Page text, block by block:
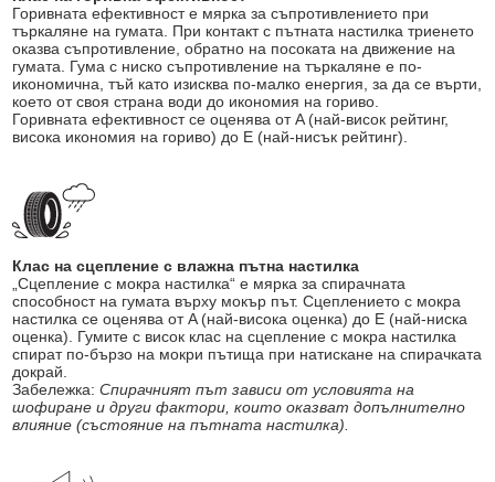
Горивната ефективност е мярка за съпротивлението при
търкаляне на гумата. При контакт с пътната настилка триенето
оказва съпротивление, обратно на посоката на движение на
гумата. Гума с ниско съпротивление на търкаляне е по-
икономична, тъй като изисква по-малко енергия, за да се върти,
което от своя страна води до икономия на гориво.
Горивната ефективност се оценява от A (най-висок рейтинг,
висока икономия на гориво) до E (най-нисък рейтинг).
Клас на сцепление с влажна пътна настилка
„Сцепление с мокра настилка“ е мярка за спирачната
способност на гумата върху мокър път. Сцеплението с мокра
настилка се оценява от A (най-висока оценка) до E (най-ниска
оценка). Гумите с висок клас на сцепление с мокра настилка
спират по-бързо на мокри пътища при натискане на спирачката
докрай.
Забележка:Спирачният път зависи от условията на
шофиране и други фактори, които оказват допълнително
влияние (състояние на пътната настилка).